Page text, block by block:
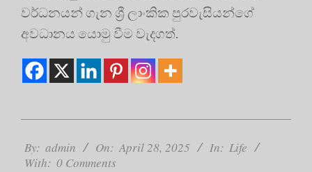
වර්ධනයන් ගැන ශ්‍රී ලාංකික පුරවැසියන්ගේ
අවධානය යොමු වීම වැදගත්.
04-
28
By: admin On: April 28, 2025 In: Life
With: 0 Comments